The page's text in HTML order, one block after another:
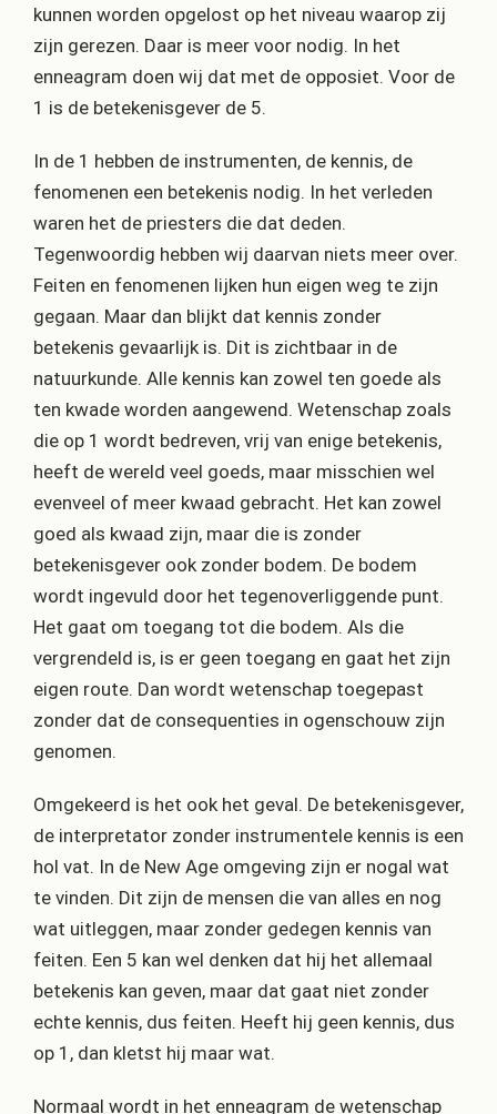
kunnen worden opgelost op het niveau waarop zij
zijn gerezen. Daar is meer voor nodig. In het
enneagram doen wij dat met de opposiet. Voor de
1 is de betekenisgever de 5.
In de 1 hebben de instrumenten, de kennis, de
fenomenen een betekenis nodig. In het verleden
waren het de priesters die dat deden.
Tegenwoordig hebben wij daarvan niets meer over.
Feiten en fenomenen lijken hun eigen weg te zijn
gegaan. Maar dan blijkt dat kennis zonder
betekenis gevaarlijk is. Dit is zichtbaar in de
natuurkunde. Alle kennis kan zowel ten goede als
ten kwade worden aangewend. Wetenschap zoals
die op 1 wordt bedreven, vrij van enige betekenis,
heeft de wereld veel goeds, maar misschien wel
evenveel of meer kwaad gebracht. Het kan zowel
goed als kwaad zijn, maar die is zonder
betekenisgever ook zonder bodem. De bodem
wordt ingevuld door het tegenoverliggende punt.
Het gaat om toegang tot die bodem. Als die
vergrendeld is, is er geen toegang en gaat het zijn
eigen route. Dan wordt wetenschap toegepast
zonder dat de consequenties in ogenschouw zijn
genomen.
Omgekeerd is het ook het geval. De betekenisgever,
de interpretator zonder instrumentele kennis is een
hol vat. In de New Age omgeving zijn er nogal wat
te vinden. Dit zijn de mensen die van alles en nog
wat uitleggen, maar zonder gedegen kennis van
feiten. Een 5 kan wel denken dat hij het allemaal
betekenis kan geven, maar dat gaat niet zonder
echte kennis, dus feiten. Heeft hij geen kennis, dus
op 1, dan kletst hij maar wat.
Normaal wordt in het enneagram de wetenschap